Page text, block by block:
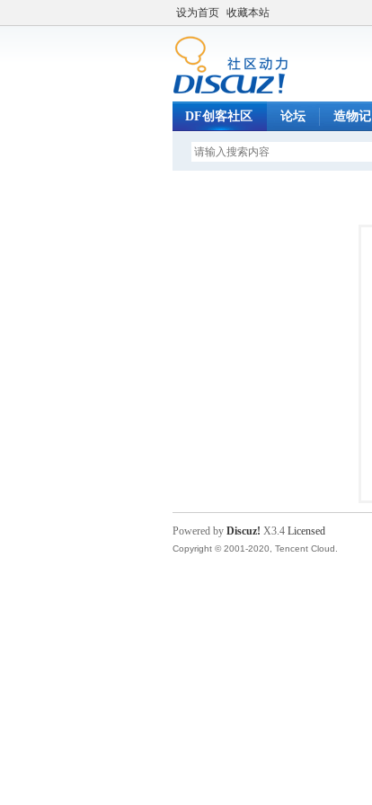
设为首页 收藏本站
DF创客社区 论坛 造物记
Powered by Discuz! X3.4 Licensed
Copyright © 2001-2020, Tencent Cloud.